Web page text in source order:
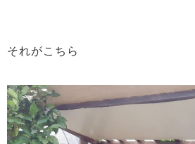
それがこちら